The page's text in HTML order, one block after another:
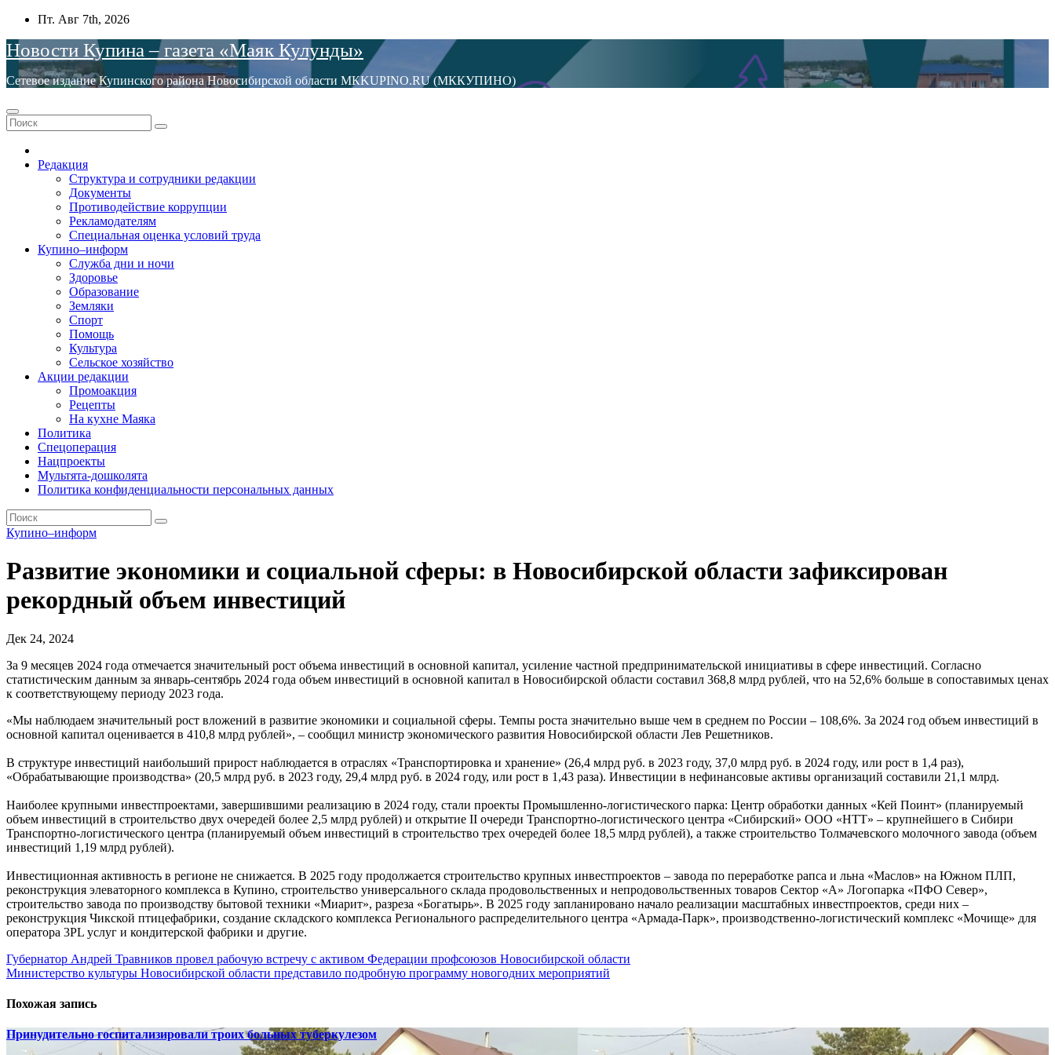
Перейти
содержимому
Пт. Авг 7th, 2026
Новости Купина – газета «Маяк Кулунды»
Сетевое издание Купинского района Новосибирской области МКKUPINO.RU (МККУПИНО)
Редакция
Структура и сотрудники редакции
Документы
Противодействие коррупции
Рекламодателям
Специальная оценка условий труда
Купино–информ
Служба дни и ночи
Здоровье
Образование
Земляки
Спорт
Помощь
Культура
Сельское хозяйство
Акции редакции
Промоакция
Рецепты
На кухне Маяка
Политика
Спецоперация
Нацпроекты
Мультята-дошколята
Политика конфиденциальности персональных данных
Купино–информ
Развитие экономики и социальной сферы: в Новосибирской области зафиксирован
рекордный объем инвестиций
Дек 24, 2024
За 9 месяцев 2024 года отмечается значительный рост объема инвестиций в основной капитал, усиление частной предпринимательской инициативы в сфере инвестиций. Согласно
статистическим данным за январь-сентябрь 2024 года объем инвестиций в основной капитал в Новосибирской области составил 368,8 млрд рублей, что на 52,6% больше в сопоставимых ценах
к соответствующему периоду 2023 года.
«Мы наблюдаем значительный рост вложений в развитие экономики и социальной сферы. Темпы роста значительно выше чем в среднем по России – 108,6%. За 2024 год объем инвестиций в
основной капитал оценивается в 410,8 млрд рублей», – сообщил министр экономического развития Новосибирской области Лев Решетников.
В структуре инвестиций наибольший прирост наблюдается в отраслях «Транспортировка и хранение» (26,4 млрд руб. в 2023 году, 37,0 млрд руб. в 2024 году, или рост в 1,4 раз),
«Обрабатывающие производства» (20,5 млрд руб. в 2023 году, 29,4 млрд руб. в 2024 году, или рост в 1,43 раза). Инвестиции в нефинансовые активы организаций составили 21,1 млрд.
Наиболее крупными инвестпроектами, завершившими реализацию в 2024 году, стали проекты Промышленно-логистического парка: Центр обработки данных «Кей Поинт» (планируемый
объем инвестиций в строительство двух очередей более 2,5 млрд рублей) и открытие II очереди Транспортно-логистического центра «Сибирский» ООО «НТТ» – крупнейшего в Сибири
Транспортно-логистического центра (планируемый объем инвестиций в строительство трех очередей более 18,5 млрд рублей), а также строительство Толмачевского молочного завода (объем
инвестиций 1,19 млрд рублей).
Инвестиционная активность в регионе не снижается. В 2025 году продолжается строительство крупных инвестпроектов – завода по переработке рапса и льна «Маслов» на Южном ПЛП,
реконструкция элеваторного комплекса в Купино, строительство универсального склада продовольственных и непродовольственных товаров Сектор «А» Логопарка «ПФО Север»,
строительство завода по производству бытовой техники «Миарит», разреза «Богатырь». В 2025 году запланировано начало реализации масштабных инвестпроектов, среди них –
реконструкция Чикской птицефабрики, создание складского комплекса Регионального распределительного центра «Армада-Парк», производственно-логистический комплекс «Мочище» для
оператора 3PL услуг и кондитерской фабрики и другие.
Навигация
по
записям
Губернатор Андрей Травников провел рабочую встречу с активом Федерации профсоюзов Новосибирской области
Министерство культуры Новосибирской области представило подробную программу новогодних мероприятий
Похожая запись
Принудительно госпитализировали троих больных туберкулезом